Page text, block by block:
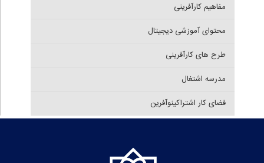
مفاهیم کارآفرینی
محتوای آموزشی دیجیتال
طرح های کارآفرینی
مدرسه اشتغال
فضای کار اشتراکینوآفرین